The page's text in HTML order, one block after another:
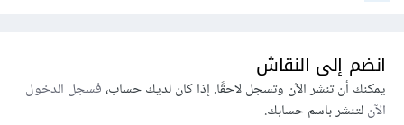
انضم إلى النقاش
يمكنك أن تنشر الآن وتسجل لاحقًا. إذا كان لديك حساب،فسجل الدخول
الآنلتنشر باسم حسابك.